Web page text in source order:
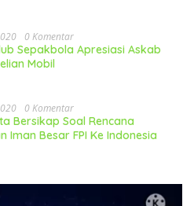
0 Komentar
Sepakbola Apresiasi Askab
Mobil
0 Komentar
Bersikap Soal Rencana
Iman Besar FPI Ke Indonesia